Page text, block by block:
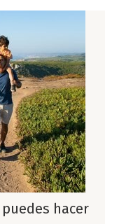
hacer